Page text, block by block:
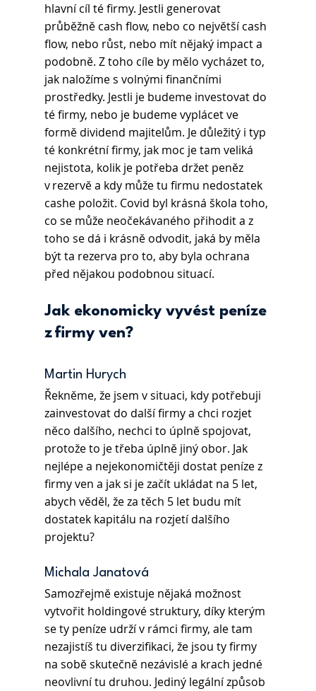
hlavní cíl té firmy. Jestli generovat
průběžně cash flow, nebo co největší cash
flow, nebo růst, nebo mít nějaký impact a
podobně. Z toho cíle by mělo vycházet to,
jak naložíme s volnými finančními
prostředky. Jestli je budeme investovat do
té firmy, nebo je budeme vyplácet ve
formě dividend majitelům. Je důležitý i typ
té konkrétní firmy, jak moc je tam veliká
nejistota, kolik je potřeba držet peněz
v rezervě a kdy může tu firmu nedostatek
cashe položit. Covid byl krásná škola toho,
co se může neočekávaného přihodit a z
toho se dá i krásně odvodit, jaká by měla
být ta rezerva pro to, aby byla ochrana
před nějakou podobnou situací.
Jak ekonomicky vyvést peníze
z firmy ven?
Martin Hurych
Řekněme, že jsem v situaci, kdy potřebuji
zainvestovat do další firmy a chci rozjet
něco dalšího, nechci to úplně spojovat,
protože to je třeba úplně jiný obor. Jak
nejlépe a nejekonomičtěji dostat peníze z
firmy ven a jak si je začít ukládat na 5 let,
abych věděl, že za těch 5 let budu mít
dostatek kapitálu na rozjetí dalšího
projektu?
Michala Janatová
Samozřejmě existuje nějaká možnost
vytvořit holdingové struktury, díky kterým
se ty peníze udrží v rámci firmy, ale tam
nezajistíš tu diverzifikaci, že jsou ty firmy
na sobě skutečně nezávislé a krach jedné
neovlivní tu druhou. Jediný legální způsob